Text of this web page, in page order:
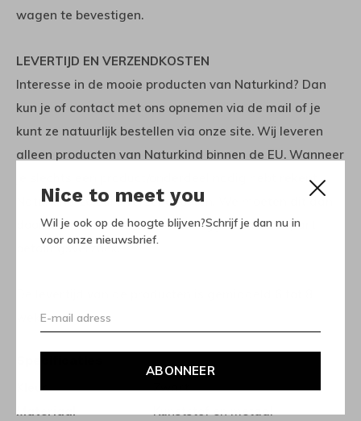
Nice to meet you
Wil je ook op de hoogte blijven?Schrijf je dan nu in
voor onze nieuwsbrief.
ABONNEER
wagen te bevestigen.
LEVERTIJD EN VERZENDKOSTEN
Interesse in de mooie producten van Naturkind? Dan
kun je of contact met ons opnemen via de mail of je
kunt ze natuurlijk bestellen via onze site. Wij leveren
alleen producten van Naturkind binnen de EU. Wanneer
je slechts een product/onderdeel nodig hebt rekent
Naturkind 16 euro verzendkosten. We moeten dit dan
doorberekenen. Hiervoor ontvang je dan een apart
betalingsverzoek.
weken.
Kleur
Zwart
Materiaal
Kunststof en metaal